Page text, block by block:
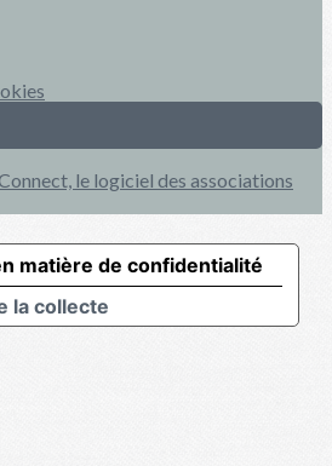
le logiciel des associations
la collecte
matière de confidentialité